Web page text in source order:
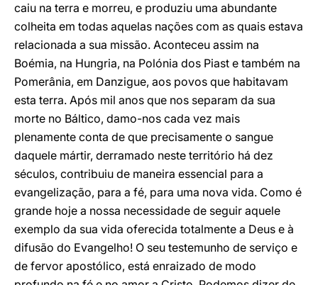
caiu na terra e morreu, e produziu uma abundante
colheita em todas aquelas nações com as quais estava
relacionada a sua missão. Aconteceu assim na
Boémia, na Hungria, na Polónia dos Piast e também na
Pomerânia, em Danzigue, aos povos que habitavam
esta terra. Após mil anos que nos separam da sua
morte no Báltico, damo-nos cada vez mais
plenamente conta de que precisamente o sangue
daquele mártir, derramado neste território há dez
séculos, contribuiu de maneira essencial para a
evangelização, para a fé, para uma nova vida. Como é
grande hoje a nossa necessidade de seguir aquele
exemplo da sua vida oferecida totalmente a Deus e à
difusão do Evangelho! O seu testemunho de serviço e
de fervor apostólico, está enraizado de modo